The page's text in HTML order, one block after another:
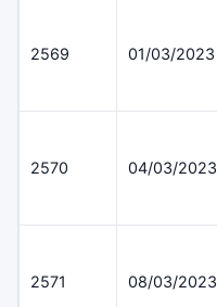
2569 01/03/2023
2570 04/03/2023
2571 08/03/2023